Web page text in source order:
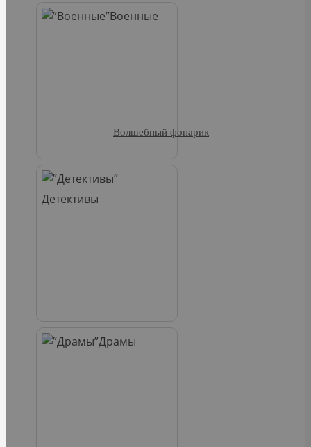
Военные
Детективы
Драмы
Волшебный фонарик